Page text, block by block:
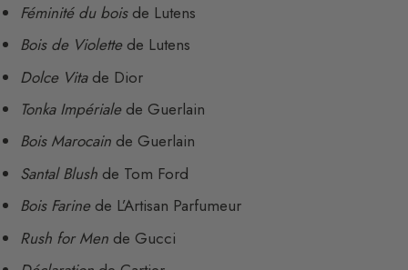
Féminité du boisde Lutens
Bois de Violettede Lutens
Dolce Vitade Dior
Tonka Impérialede Guerlain
Bois Marocain de Guerlain
Santal Blush de Tom Ford
Bois Farinede L’Artisan Parfumeur
Rush for Men de Gucci